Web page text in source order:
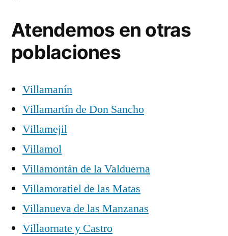
Atendemos en otras
poblaciones
Villamanín
Villamartín de Don Sancho
Villamejil
Villamol
Villamontán de la Valduerna
Villamoratiel de las Matas
Villanueva de las Manzanas
Villaornate y Castro